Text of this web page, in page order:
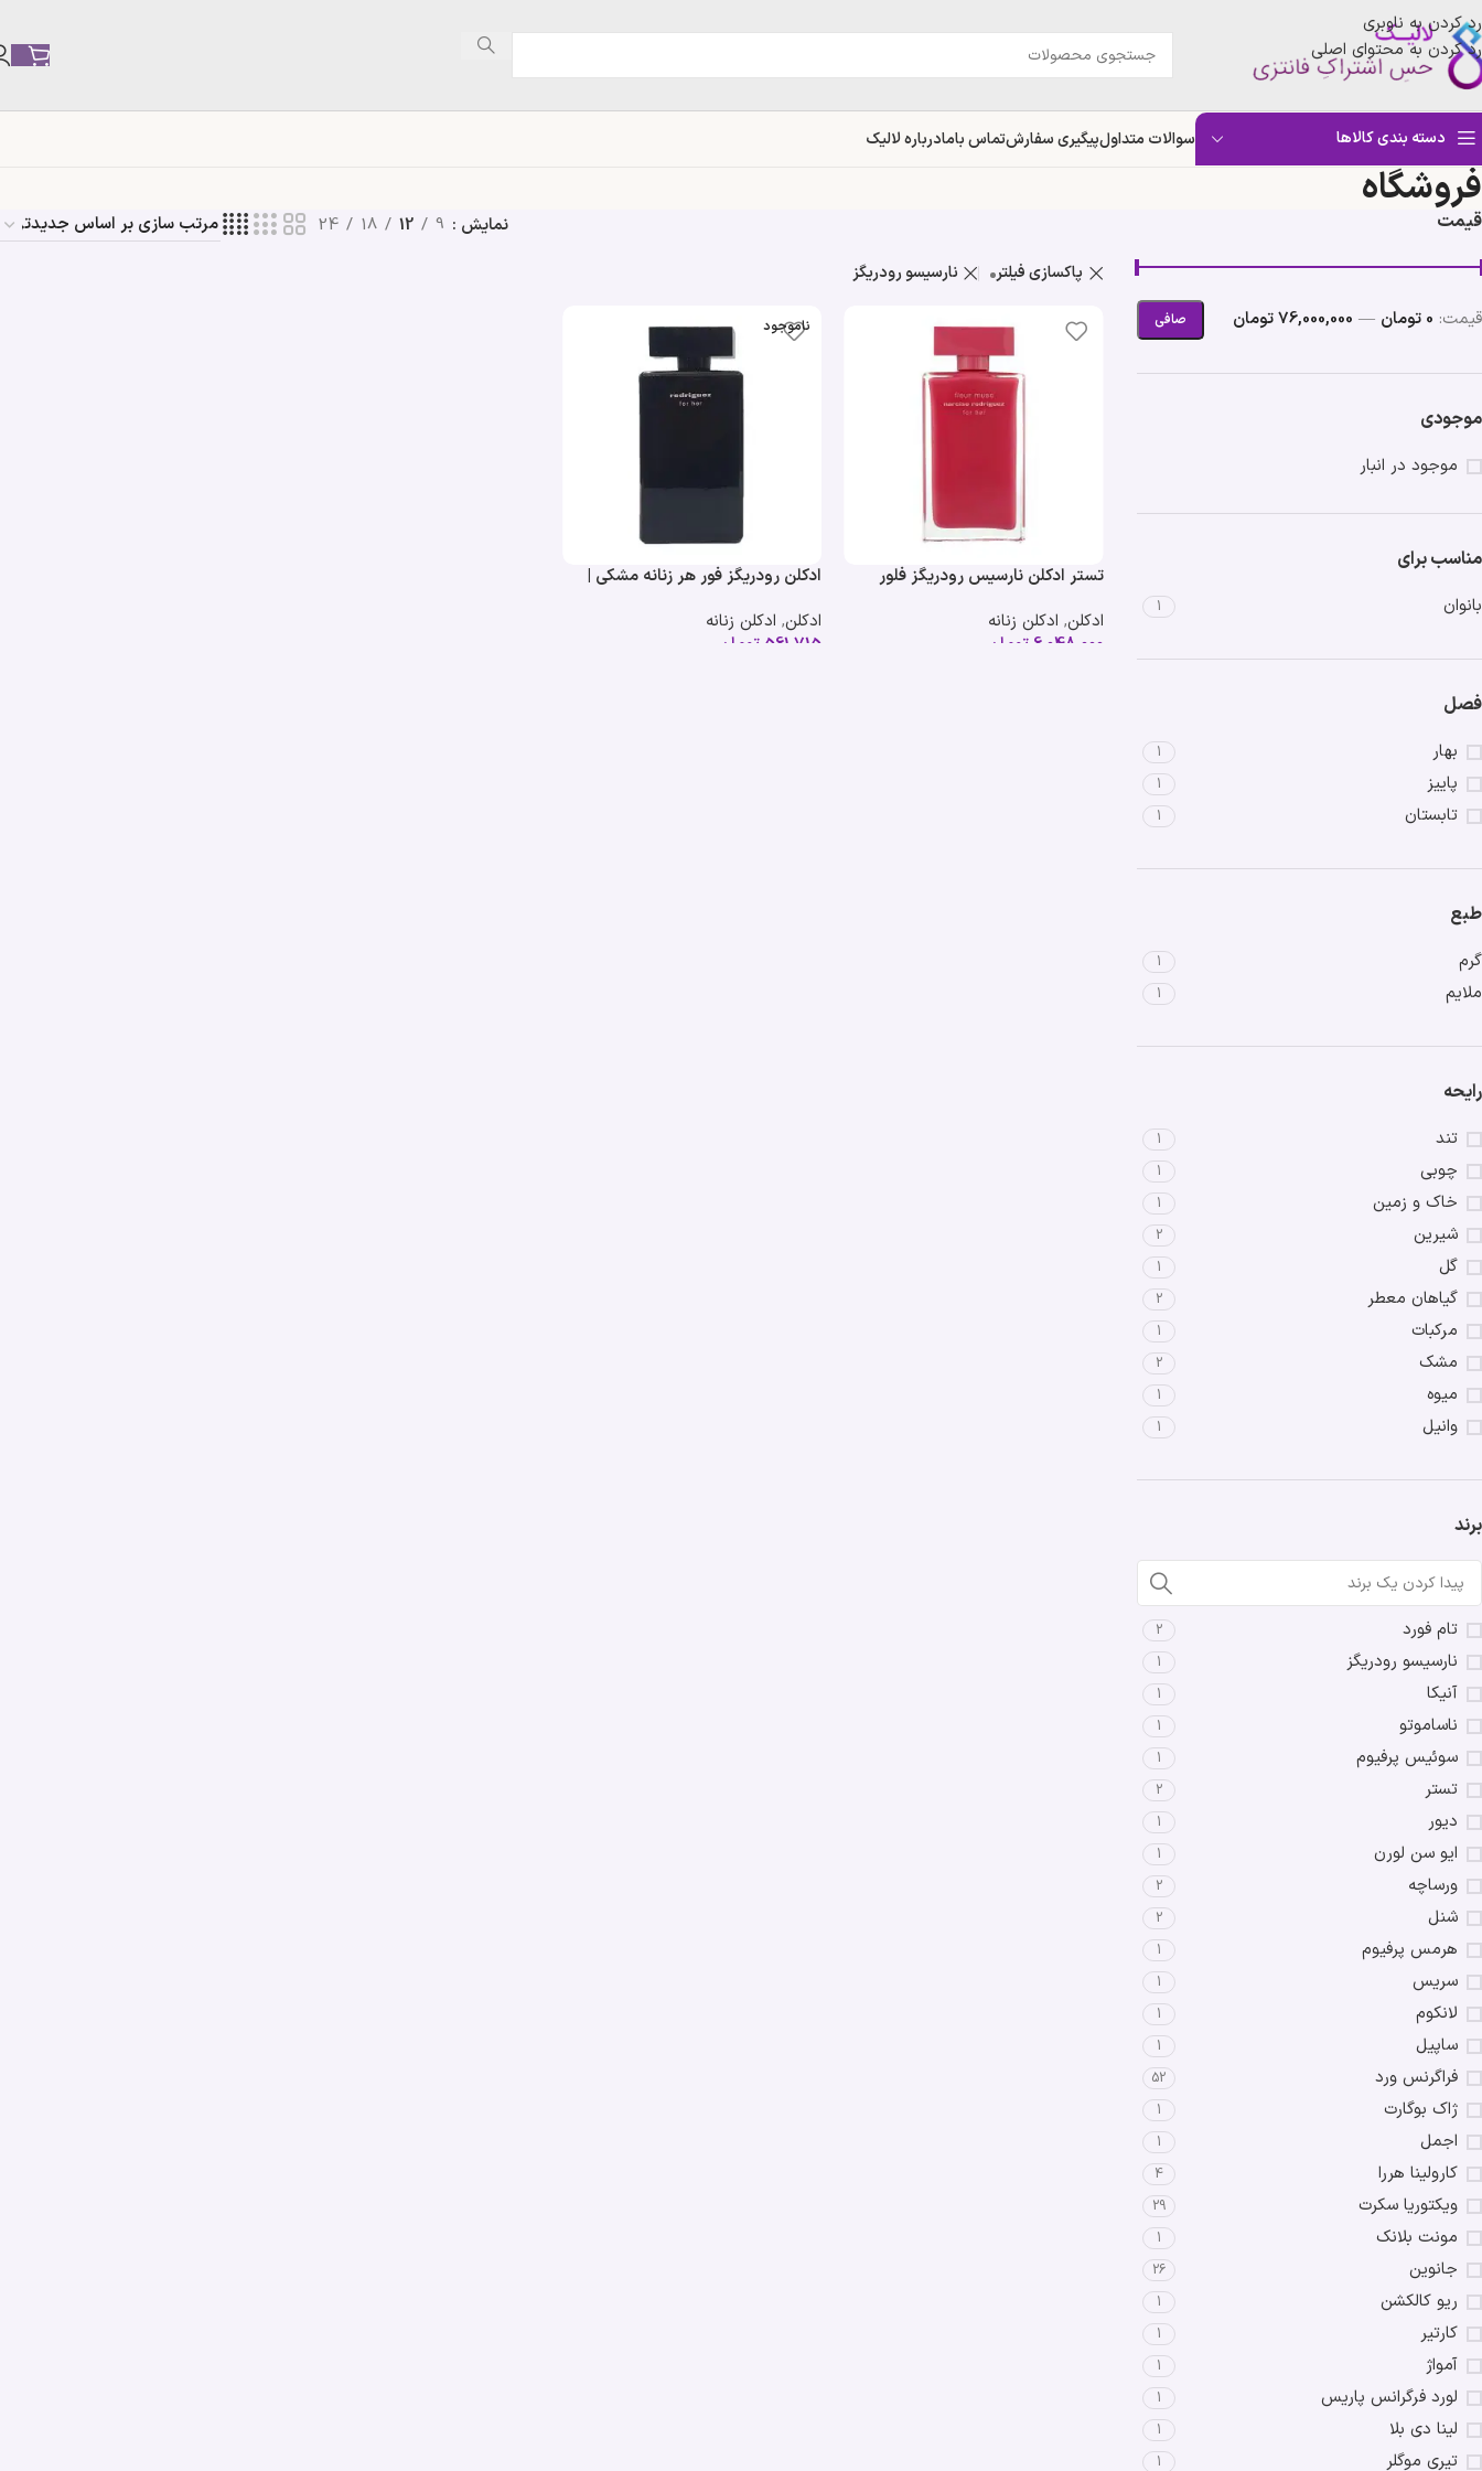
رد کردن به ناوبری
رد کردن به محتوای اصلی
دسته بندی کالاها سوالات متداولپیگیری سفارشتماس بامادرباره لالیک
فروشگاه
قیمت
صافی قيمت: 0 تومان — 76,000,000 تومان
موجودی
موجود در انبار
مناسب برای
بانوان 1
فصل
بهار 1
پاییز 1
تابستان 1
طبع
گرم 1
ملایم 1
رایحه
تند 1
چوبی 1
خاک و زمین 1
شیرین 2
گل 1
گیاهان معطر 2
مرکبات 1
مشک 2
میوه 1
وانیل 1
برند
تام فورد 2
نارسیسو رودریگز 1
آنیکا 1
ناساموتو 1
سوئیس پرفیوم 1
تستر 2
دیور 1
ایو سن لورن 1
ورساچه 2
شنل 2
هرمس پرفیوم 1
سریس 1
لانکوم 1
ساپیل 1
فراگرنس ورد 52
ژاک بوگارت 1
اجمل 1
کارولینا هررا 4
ویکتوریا سکرت 29
مونت بلانک 1
جانوین 26
ریو کالکشن 1
کارتیر 1
آمواژ 1
لورد فرگرانس پاریس 1
لینا دی بلا 1
تیری موگلر 1
نمایش 9
12
18
24
پاکسازی فیلتر نارسیسو رودریگز
تستر ادکلن نارسیس رودریگز فلور
Musc
ادکلن, ادکلن زنانه
6,048,000 تومان
ناموجود
ادکلن رودریگز فور هر زنانه مشکی |
ادکلن, ادکلن زنانه
561,715 تومان